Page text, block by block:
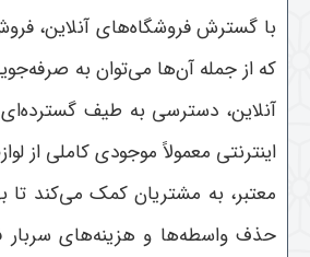
با گسترش فروشگاه‌های آنلاین،
که از جمله آن‌ها می‌توان به
آنلاین، دسترسی به طیف
اینترنتی معمولاً موجودی کاملی
معتبر، به مشتریان کمک می‌کند تا
حذف واسطه‌ها و هزینه‌های سربار